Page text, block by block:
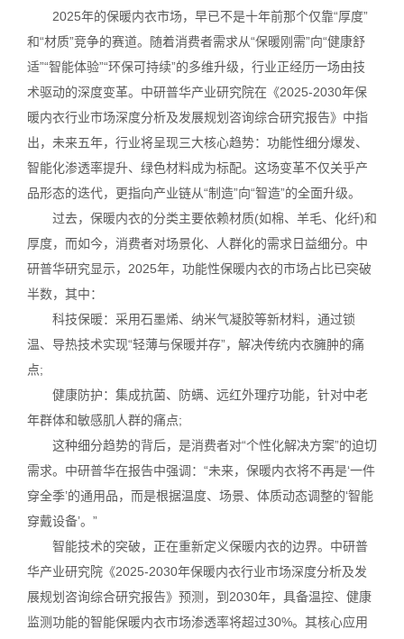
2025年的保暖内衣市场，早已不是十年前那个仅靠“厚度”
和“材质”竞争的赛道。随着消费者需求从“保暖刚需”向“健康舒
适”“智能体验”“环保可持续”的多维升级，行业正经历一场由技
术驱动的深度变革。中研普华产业研究院在《2025-2030年保
暖内衣行业市场深度分析及发展规划咨询综合研究报告》中指
出，未来五年，行业将呈现三大核心趋势：功能性细分爆发、
智能化渗透率提升、绿色材料成为标配。这场变革不仅关乎产
品形态的迭代，更指向产业链从“制造”向“智造”的全面升级。
过去，保暖内衣的分类主要依赖材质(如棉、羊毛、化纤)和
厚度，而如今，消费者对场景化、人群化的需求日益细分。中
研普华研究显示，2025年，功能性保暖内衣的市场占比已突破
半数，其中：
科技保暖：采用石墨烯、纳米气凝胶等新材料，通过锁
温、导热技术实现“轻薄与保暖并存”，解决传统内衣臃肿的痛
点;
健康防护：集成抗菌、防螨、远红外理疗功能，针对中老
年群体和敏感肌人群的痛点;
这种细分趋势的背后，是消费者对“个性化解决方案”的迫切
需求。中研普华在报告中强调：“未来，保暖内衣将不再是‘一件
穿全季’的通用品，而是根据温度、场景、体质动态调整的‘智能
穿戴设备’。”
智能技术的突破，正在重新定义保暖内衣的边界。中研普
华产业研究院《2025-2030年保暖内衣行业市场深度分析及发
展规划咨询综合研究报告》预测，到2030年，具备温控、健康
监测功能的智能保暖内衣市场渗透率将超过30%。其核心应用